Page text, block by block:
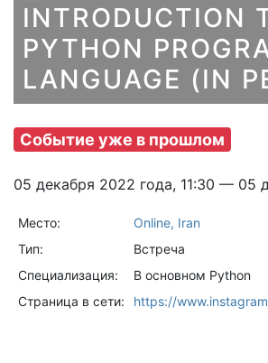
INTRODUCTION
PYTHON
LANGUAGE (IN
Событие уже в прошлом
05 декабря 2022 года, 11:30 — 05
Место:
Online, Iran
Тип:
Встреча
Специализация:
В основном Python
Страница в сети:
https://